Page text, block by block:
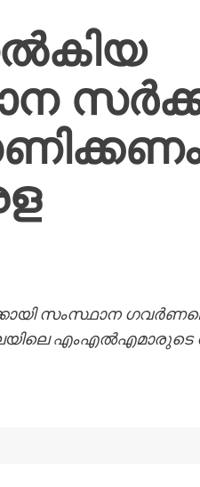
സംസ്ഥാന
എംഎൽഎമാരുടെ